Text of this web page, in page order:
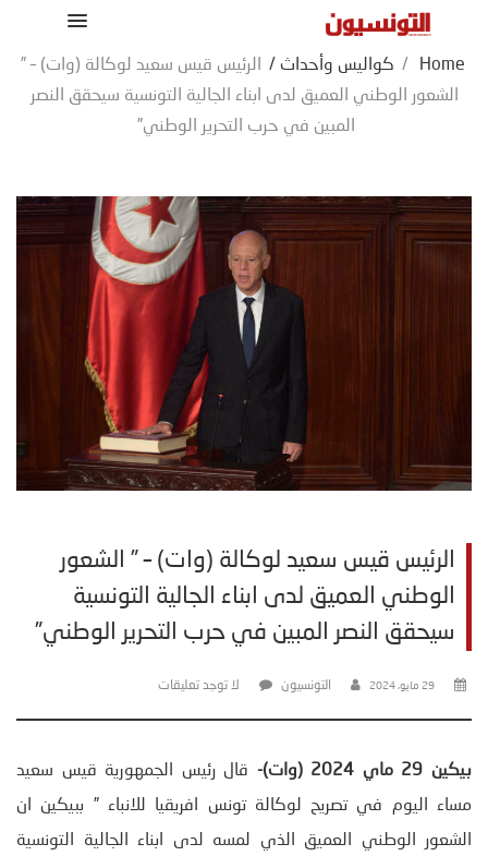
Home
/ كواليس وأحداث /
الرئيس قيس سعيد لوكالة (وات) – ”
الشعور الوطني العميق لدى ابناء الجالية التونسية سيحقق النصر
المبين في حرب التحرير الوطني”
الرئيس قيس سعيد لوكالة (وات) – ” الشعور
الوطني العميق لدى ابناء الجالية التونسية
سيحقق النصر المبين في حرب التحرير الوطني”
29 مايو، 2024 التونسيون لا توجد تعليقات
بيكين 29 ماي 2024 (وات)-
قال رئيس الجمهورية قيس سعيد
مساء اليوم في تصريح لوكالة تونس افريقيا للانباء ” ببيكين ان
الشعور الوطني العميق الذي لمسه لدى ابناء الجالية التونسية